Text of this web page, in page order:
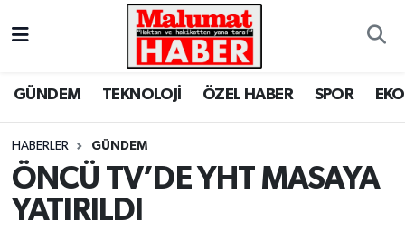
GÜNDEM TEKNOLOJİ ÖZEL HABER SPOR
HABERLER GÜNDEM
ÖNCÜ TV’DE YHT MASAYA
YATIRILDI
Nöbetçi Eczaneler
Trafik Durumu
Süper Lig Puan Durumu ve Fikstür